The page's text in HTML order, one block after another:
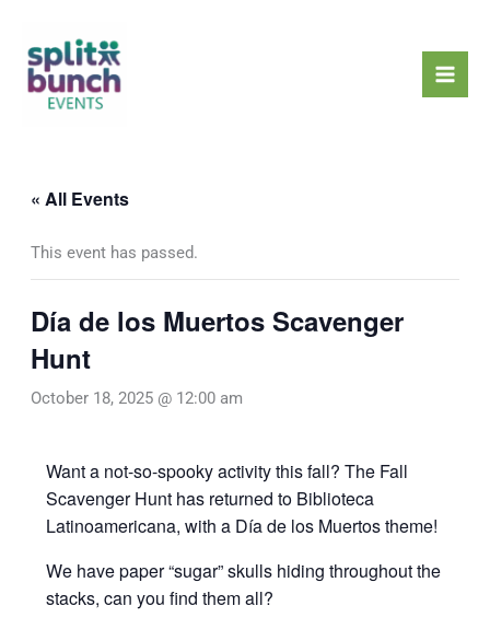
content
« All Events
This event has passed.
Día de los Muertos Scavenger
Hunt
October 18, 2025 @ 12:00 am
Want a not-so-spooky activity this fall? The Fall
Scavenger Hunt has returned to Biblioteca
Latinoamericana, with a Día de los Muertos theme!
We have paper “sugar” skulls hiding throughout the
stacks, can you find them all?